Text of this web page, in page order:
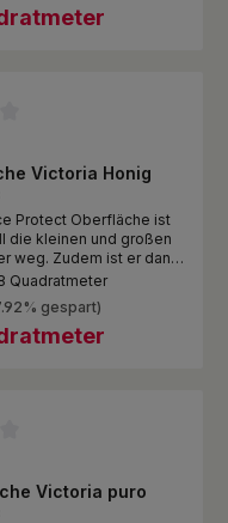
Victoria Honig
Protect Oberfläche ist
die kleinen und großen
weg. Zudem ist er dank
und Pfützen. Das
attraktiven Preis!
gespart)
Quadratmeter
Victoria puro